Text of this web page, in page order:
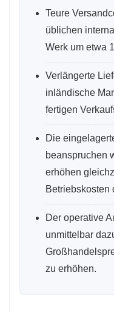
Teure
üblichen
Werk um etwa
Verlängerte
inländische
fertigen
Die
beanspruchen
erhöhen
Betriebskosten
Der operative
unmittelbar
zu erhöhen.